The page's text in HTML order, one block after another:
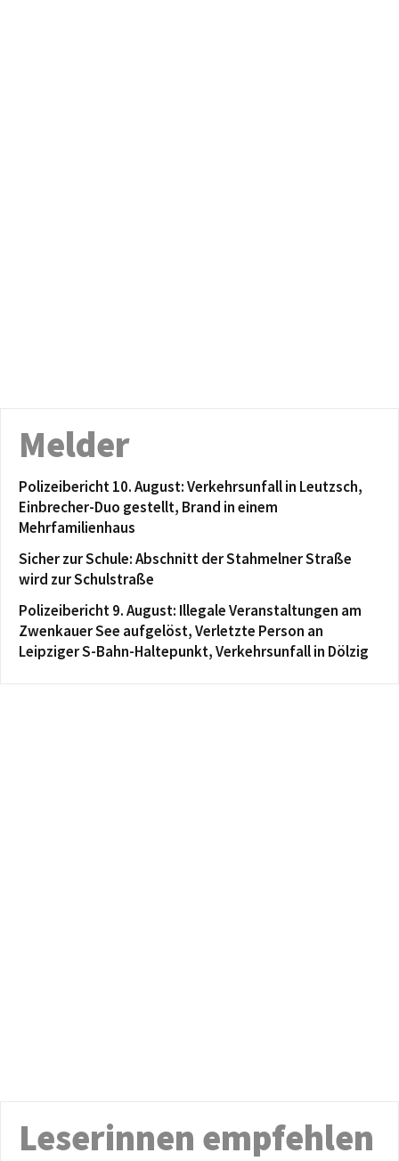
Melder
Polizeibericht 10. August: Verkehrsunfall in Leutzsch,
Einbrecher-Duo gestellt, Brand in einem
Mehrfamilienhaus
Sicher zur Schule: Abschnitt der Stahmelner Straße
wird zur Schulstraße
Polizeibericht 9. August: Illegale Veranstaltungen am
Zwenkauer See aufgelöst, Verletzte Person an
Leipziger S-Bahn-Haltepunkt, Verkehrsunfall in Dölzig
Leserinnen empfehlen